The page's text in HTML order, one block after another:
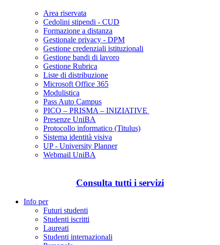
Area riservata
Cedolini stipendi - CUD
Formazione a distanza
Gestionale privacy - DPM
Gestione credenziali istituzionali
Gestione bandi di lavoro
Gestione Rubrica
Liste di distribuzione
Microsoft Office 365
Modulistica
Pass Auto Campus
PICO – PRISMA – INIZIATIVE
Presenze UniBA
Protocollo informatico (Titulus)
Sistema identità visiva
UP - University Planner
Webmail UniBA
Consulta tutti i servizi
Info per
Futuri studenti
Studenti iscritti
Laureati
Studenti internazionali